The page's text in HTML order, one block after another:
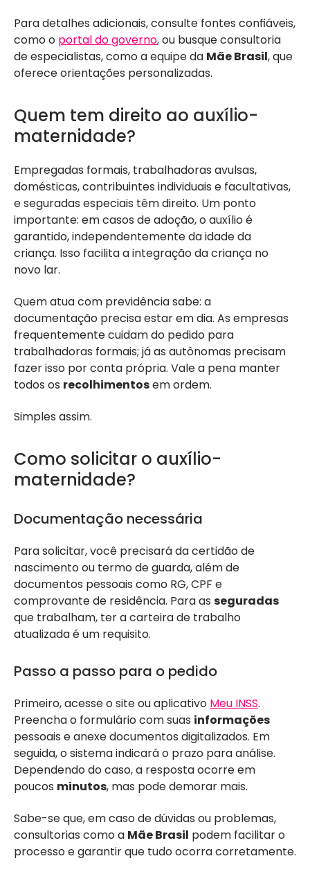
Para detalhes adicionais, consulte fontes confiáveis,
como o portal do governo, ou busque consultoria
de especialistas, como a equipe da Mãe Brasil, que
oferece orientações personalizadas.
Quem tem direito ao auxílio-
maternidade?
Empregadas formais, trabalhadoras avulsas,
domésticas, contribuintes individuais e facultativas,
e seguradas especiais têm direito. Um ponto
importante: em casos de adoção, o auxílio é
garantido, independentemente da idade da
criança. Isso facilita a integração da criança no
novo lar.
Quem atua com previdência sabe: a
documentação precisa estar em dia. As empresas
frequentemente cuidam do pedido para
trabalhadoras formais; já as autônomas precisam
fazer isso por conta própria. Vale a pena manter
todos os recolhimentosem ordem.
Simples assim.
Como solicitar o auxílio-
maternidade?
Documentação necessária
Para solicitar, você precisará da certidão de
nascimento ou termo de guarda, além de
documentos pessoais como RG, CPF e
comprovante de residência. Para as seguradas
que trabalham, ter a carteira de trabalho
atualizada é um requisito.
Passo a passo para o pedido
Primeiro, acesse o site ou aplicativo Meu INSS.
Preencha o formulário com suas informações
pessoais e anexe documentos digitalizados. Em
seguida, o sistema indicará o prazo para análise.
Dependendo do caso, a resposta ocorre em
poucos minutos, mas pode demorar mais.
Sabe-se que, em caso de dúvidas ou problemas,
consultorias como a Mãe Brasil podem facilitar o
processo e garantir que tudo ocorra corretamente.